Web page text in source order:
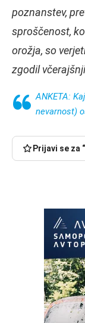
poznanstev,
sproščenost,
orožja, so
zgodil
ANKETA:
nevarnost)
Prijavi se za